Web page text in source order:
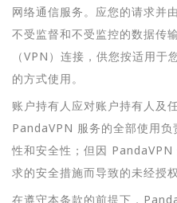
网络通信服务。应您的请求并
不受监督和不受监控的数据传
（VPN）连接，供您按适用
的方式使用。
账户持有人应对账户持有人及
PandaVPN 服务的全部使用
性和安全性；但因
求的安全措施而导致的未经授
在遵守本条款的前提下，